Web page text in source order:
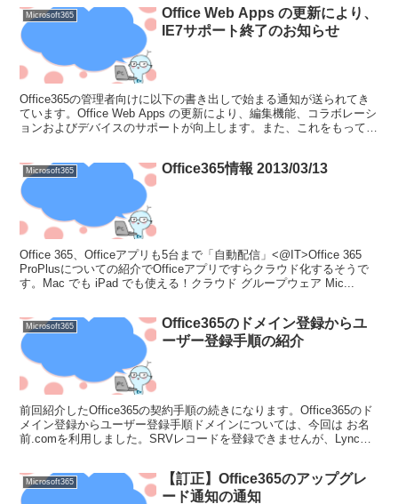
Microsoft365
Office Web Apps の更新により、
IE7サポート終了のお知らせ
Office365の管理者向けに以下の書き出しで始まる通知が送られてき
ています。Office Web Apps の更新により、編集機能、コラボレーシ
ョンおよびデバイスのサポートが向上します。また、これをもって
Microsoft365 Office365情報 2013/03/13
Office 365、Officeアプリも5台まで「自動配信」<@IT>Office 365
ProPlusについての紹介でOfficeアプリですらクラウド化するそうで
す。Mac でも iPad でも使える！クラウド グループウェア Mic...
Microsoft365
Office365のドメイン登録からユ
ーザー登録手順の紹介
前回紹介したOffice365の契約手順の続きになります。Office365のド
メイン登録からユーザー登録手順ドメインについては、今回は お名
前.comを利用しました。SRVレコードを登録できませんが、Lyncを
Microsoft365
【訂正】Office365のアップグレ
ード通知の通知